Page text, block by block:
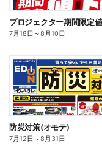
7月18日 ～8月10日
防災対策(オモテ)
7月12日 ～8月31日